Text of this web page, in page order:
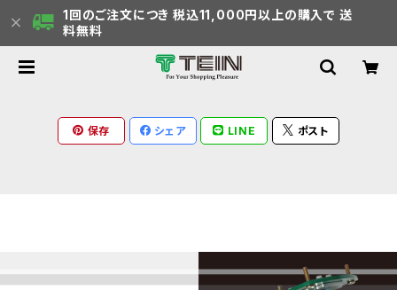
1回のご注文につき 税込11,000円以上の購入で 送
料無料
保存 シェア LINE ポスト